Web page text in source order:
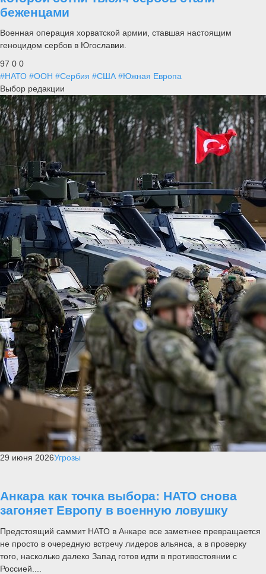
беженцами
Военная операция хорватской армии, ставшая настоящим
геноцидом сербов в Югославии.
97 0 0
#НАТО #ООН #Сербия #США #Южная Европа
Выбор редакции
29 июня 2026Угрозы
Анкара как точка выбора: НАТО снова
загоняет Европу в военную ловушку
Предстоящий саммит НАТО в Анкаре все заметнее превращается
не просто в очередную встречу лидеров альянса, а в проверку
того, насколько далеко Запад готов идти в противостоянии с
Россией....